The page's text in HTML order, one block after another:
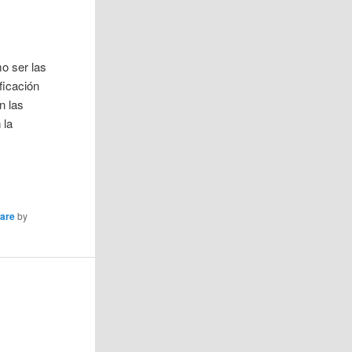
ser las
las
la
by